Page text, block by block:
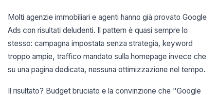
Molti agenzie immobiliari e agenti hanno già provato Google
Ads con risultati deludenti. Il pattern è quasi sempre lo
stesso: campagna impostata senza strategia, keyword
troppo ampie, traffico mandato sulla homepage invece che
su una pagina dedicata, nessuna ottimizzazione nel tempo.
Il risultato? Budget bruciato e la convinzione che "Google